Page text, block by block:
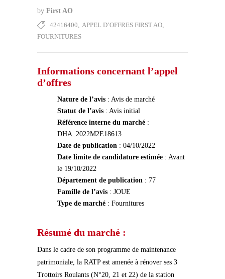
by First AO
42416400, APPEL D’OFFRES FIRST AO,
FOURNITURES
Informations concernant l’appel
d’offres
Nature de l’avis : Avis de marché
Statut de l’avis : Avis initial
Référence interne du marché :
DHA_2022M2E18613
Date de publication : 04/10/2022
Date limite de candidature estimée : Avant
le 19/10/2022
Département de publication : 77
Famille de l’avis : JOUE
Type de marché : Fournitures
Résumé du marché :
Dans le cadre de son programme de maintenance
patrimoniale, la RATP est amenée à rénover ses 3
Trottoirs Roulants (N°20, 21 et 22) de la station